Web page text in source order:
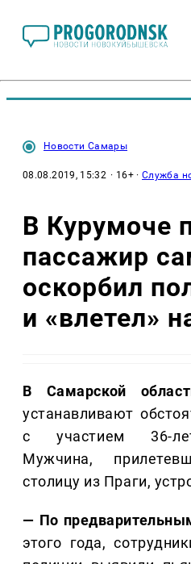
Новости Самары
08.08.2019, 15:32 · 16+ ·Служба
В Курумоче
пассажир
оскорбил
и «влетел»
В Самарской
устанавливают
с участием 36-
Мужчина,
столицу из Праги,
— По
этого года,